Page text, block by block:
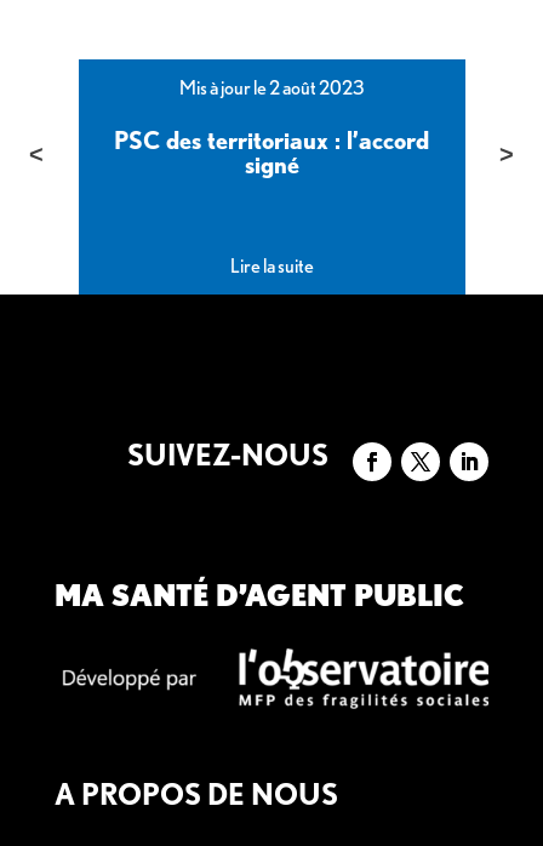
Mis à jour le 2 août 2023
PSC des territoriaux : l’accord
signé
Lire la suite
SUIVEZ-NOUS
MA SANTÉ D’AGENT PUBLIC
A PROPOS DE NOUS